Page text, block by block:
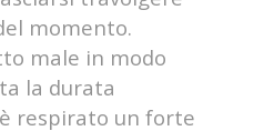
momento.
male in modo
la durata
è respirato un forte